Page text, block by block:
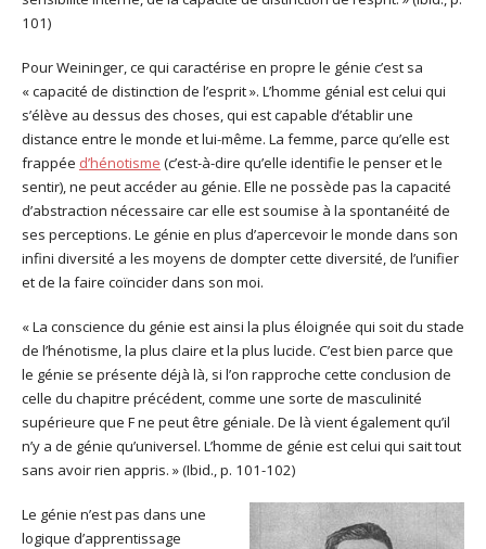
101)
Pour Weininger, ce qui caractérise en propre le génie c’est sa
« capacité de distinction de l’esprit ». L’homme génial est celui qui
s’élève au dessus des choses, qui est capable d’établir une
distance entre le monde et lui-même. La femme, parce qu’elle est
frappée d’hénotisme (c’est-à-dire qu’elle identifie le penser et le
sentir), ne peut accéder au génie. Elle ne possède pas la capacité
d’abstraction nécessaire car elle est soumise à la spontanéité de
ses perceptions. Le génie en plus d’apercevoir le monde dans son
infini diversité a les moyens de dompter cette diversité, de l’unifier
et de la faire coïncider dans son moi.
« La conscience du génie est ainsi la plus éloignée qui soit du stade
de l’hénotisme, la plus claire et la plus lucide. C’est bien parce que
le génie se présente déjà là, si l’on rapproche cette conclusion de
celle du chapitre précédent, comme une sorte de masculinité
supérieure que F ne peut être géniale. De là vient également qu’il
n’y a de génie qu’universel. L’homme de génie est celui qui sait tout
sans avoir rien appris. » (Ibid., p. 101-102)
Le génie n’est pas dans une
logique d’apprentissage